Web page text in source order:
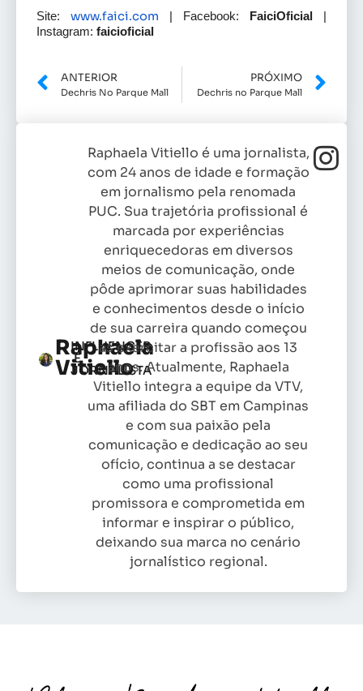
Site: www.faici.com | Facebook: FaiciOficial
Instagram: faicioficial
ANTERIOR
Dechris No Parque Mall
PRÓXIMO
Dechris no Parque Mall
Raphaela
Vitiello
INFLUENCER
E
JORNALISTA
Raphaela Vitiello é uma jornalista,
com 24 anos de idade e formação
em jornalismo pela renomada
PUC. Sua trajetória profissional é
marcada por experiências
enriquecedoras em diversos
meios de comunicação, onde
pôde aprimorar suas habilidades
e conhecimentos desde o início
de sua carreira quando começou
as exercitar a profissão aos 13
anos. Atualmente, Raphaela
Vitiello integra a equipe da VTV,
uma afiliada do SBT em Campinas
e com sua paixão pela
comunicação e dedicação ao seu
ofício, continua a se destacar
como uma profissional
promissora e comprometida em
informar e inspirar o público,
deixando sua marca no cenário
jornalístico regional.